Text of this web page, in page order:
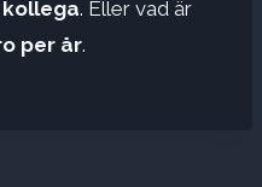
. Eller vad är
per år.